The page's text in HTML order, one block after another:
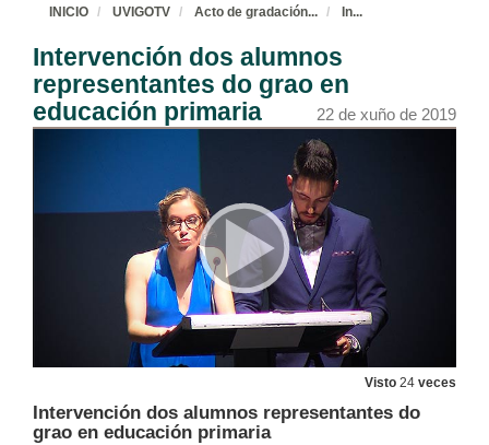
INICIO UVIGOTV Acto de gradación... In...
Intervención dos alumnos
representantes do grao en
educación primaria
22 de xuño de 2019
Visto 24 veces
Intervención dos alumnos representantes do
grao en educación primaria
22 de xuño de 2019